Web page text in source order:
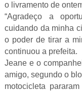
o livramento de
“Agradeço a
cuidando da minha
o poder de tirar a
continuou a prefeita.
Jeane e o
amigo, segundo o
motocicleta